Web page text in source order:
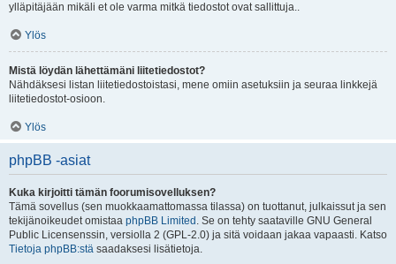
ylläpitäjään mikäli et ole varma mitkä tiedostot ovat sallittuja..
Ylös
Mistä löydän lähettämäni liitetiedostot?
Nähdäksesi listan liitetiedostoistasi, mene omiin asetuksiin ja seuraa linkkejä
liitetiedostot-osioon.
Ylös
phpBB -asiat
Kuka kirjoitti tämän foorumisovelluksen?
Tämä sovellus (sen muokkaamattomassa tilassa) on tuottanut, julkaissut ja sen
tekijänoikeudet omistaa phpBB Limited . Se on tehty saataville GNU General
Public Licensenssin, versiolla 2 (GPL-2.0) ja sitä voidaan jakaa vapaasti. Katso
Tietoja phpBB:stä saadaksesi lisätietoja.